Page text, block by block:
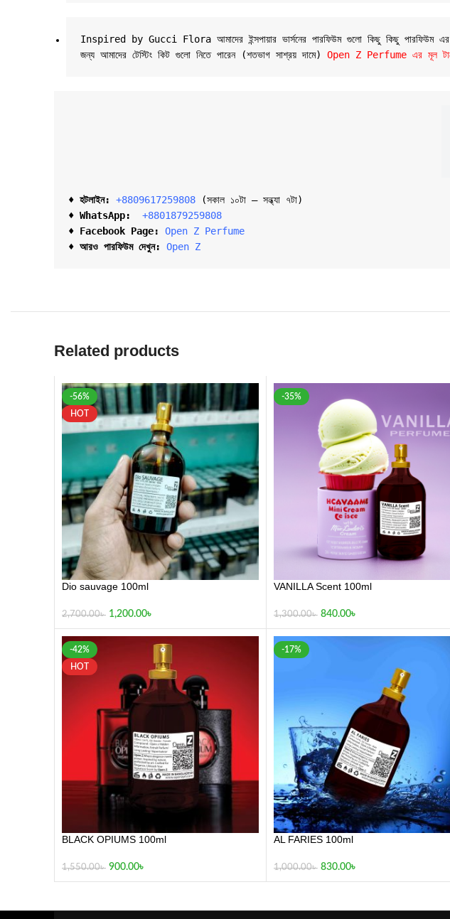
Inspired by Gucci Flora আমাদের ইন্সপায়ার ভার্সনের পারফিউম গুলো কিছু কিছু পারফিউম এর
জন্য আমাদের টেস্টিং কিট গুলো নিতে পারেন (শতভাগ সাশ্রয় দামে) Open Z Perfume এর মূল
Dio sauvage 100ml
1,200.00৳
VANILLA Scent 100ml
840.00৳
-42%
BLACK OPIUMS 100ml
1,550.00 900.00
AL FARIES 100ml
1,000.00৳ 830.00